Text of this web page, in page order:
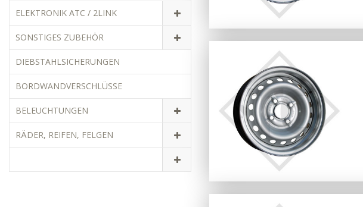
ELEKTRONIK ATC / 2LINK
SONSTIGES ZUBEHÖR
DIEBSTAHLSICHERUNGEN
BORDWANDVERSCHLÜSSE
BELEUCHTUNGEN
RÄDER, REIFEN, FELGEN